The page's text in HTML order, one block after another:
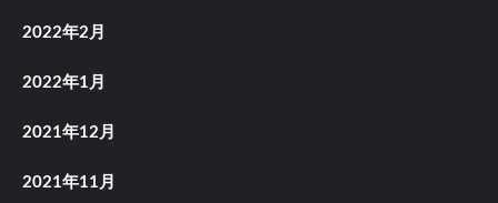
2022年2月
2022年1月
2021年12月
2021年11月